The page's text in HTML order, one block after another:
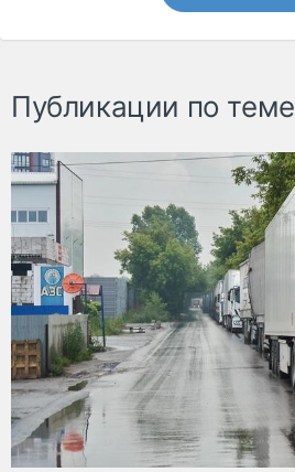
Публикации по теме